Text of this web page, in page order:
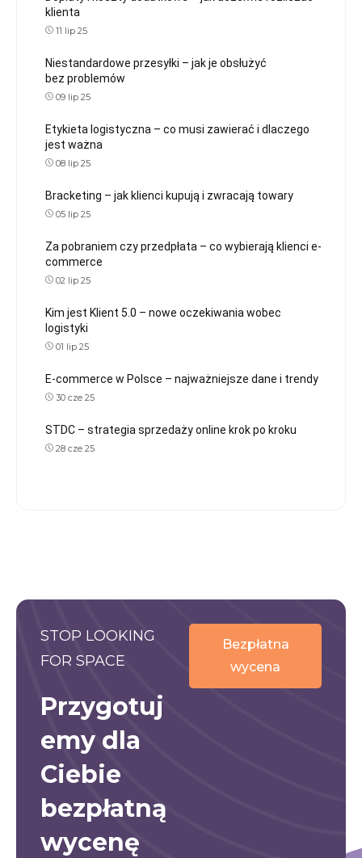
klienta
11 lip 25
Niestandardowe przesyłki – jak je obsłużyć
bez problemów
09 lip 25
Etykieta logistyczna – co musi zawierać i dlaczego
jest ważna
08 lip 25
Bracketing – jak klienci kupują i zwracają towary
05 lip 25
Za pobraniem czy przedpłata – co wybierają klienci e-
commerce
02 lip 25
Kim jest Klient 5.0 – nowe oczekiwania wobec
logistyki
01 lip 25
E-commerce w Polsce – najważniejsze dane i trendy
30 cze 25
STDC – strategia sprzedaży online krok po kroku
28 cze 25
STOP LOOKING
FOR SPACE
Przygotuj
emy dla
Ciebie
bezpłatną
wycenę
Bezpłatna
wycena